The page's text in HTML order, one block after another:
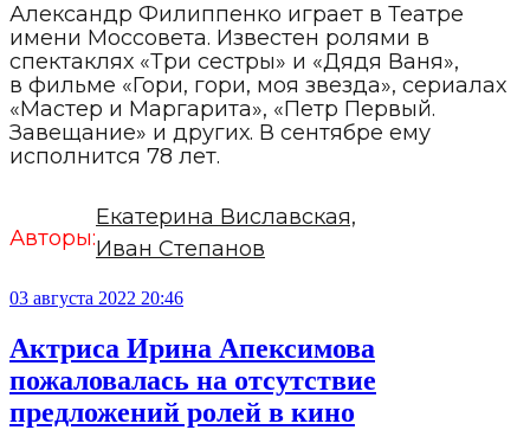
Александр Филиппенко играет в Театре
имени Моссовета. Известен ролями в
спектаклях «Три сестры» и «Дядя Ваня»,
в фильме «Гори, гори, моя звезда», сериалах
«Мастер и Маргарита», «Петр Первый.
Завещание» и других. В сентябре ему
исполнится 78 лет.
Авторы:
Екатерина Виславская,
Иван Степанов
03 августа 2022 20:46
Актриса Ирина Апексимова
пожаловалась на отсутствие
предложений ролей в кино